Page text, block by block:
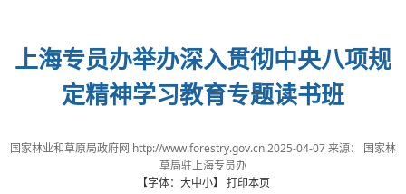
上海专员办举办深入贯彻中央八项规
定精神学习教育专题读书班
国家林业和草原局政府网 http://www.forestry.gov.cn2025-04-07来源： 国家林
草局驻上海专员办
【字体： 大中小】 打印本页